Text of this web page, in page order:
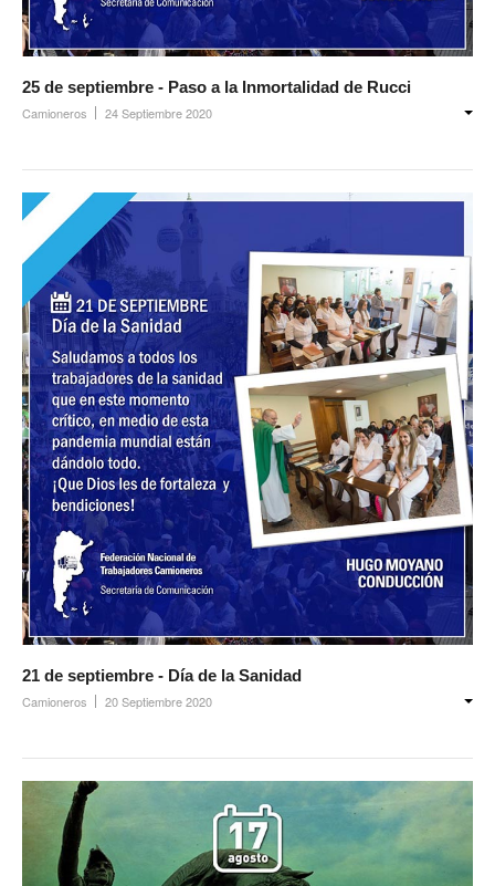
Política de Privacidad
Afiliación
Requisitos afiliación
Afiliación de familiares
Familiares a cargo
Afiliación Plan materno
Otros trámites
Discapacidad: presupuesto / requisitos 2026
Contáctenos
25 de septiembre - Paso a la Inmortalidad de Rucci
Camioneros 24 Septiembre 2020
21 de septiembre - Día de la Sanidad
Camioneros 20 Septiembre 2020